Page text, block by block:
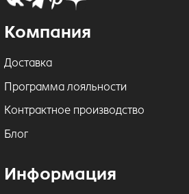
Компания
Доставка
Программа лояльности
Контрактное производство
Блог
Информация